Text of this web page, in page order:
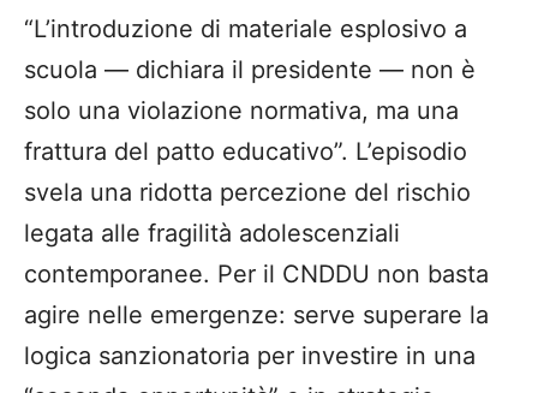
“L’introduzione di materiale esplosivo a
scuola — dichiara il presidente — non è
solo una violazione normativa, ma una
frattura del patto educativo”. L’episodio
svela una ridotta percezione del rischio
legata alle fragilità adolescenziali
contemporanee. Per il CNDDU non basta
agire nelle emergenze: serve superare la
logica sanzionatoria per investire in una